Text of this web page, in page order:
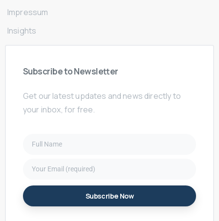
Impressum
Insights
SubscribetoNewsletter
Get our latest updates and news directly to
your inbox, for free.